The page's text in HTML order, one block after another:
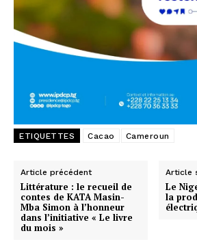
ETIQUETTES Cacao Cameroun
Article précédent
Littérature : le recueil de
contes de KATA Masin-
Mba Simon à l’honneur
dans l’initiative « Le livre
du mois »
Article
Le
la